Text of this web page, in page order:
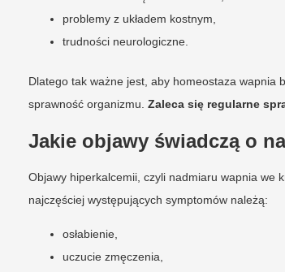
problemy z układem kostnym,
trudności neurologiczne.
Dlatego tak ważne jest, aby homeostaza wapnia
sprawność organizmu. Zaleca się regularne
Jakie objawy świadczą o
Objawy hiperkalcemii, czyli nadmiaru wapnia we
najczęściej występujących symptomów należą:
osłabienie,
uczucie zmęczenia,